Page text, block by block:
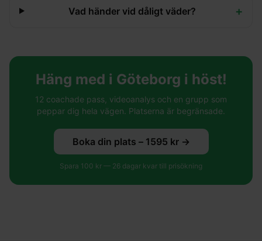
Vad händer vid dåligt väder? +
Häng med i Göteborg i höst!
12 coachade pass, videoanalys och en grupp som
peppar dig hela vägen. Platserna är begränsade.
Boka din plats – 1595 kr →
Spara 100 kr — 26 dagar kvar till prisökning